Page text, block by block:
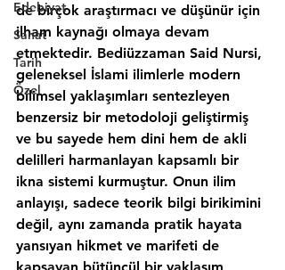
Edebiyat
Sanat
Tarih
Özel